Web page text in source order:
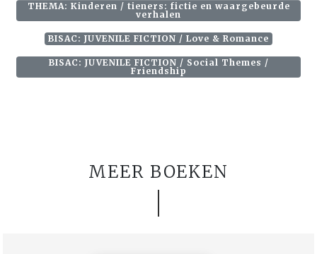
THEMA: Kinderen / tieners: fictie en waargebeurde
verhalen
BISAC: JUVENILE FICTION / Love & Romance
BISAC: JUVENILE FICTION / Social Themes /
Friendship
MEER BOEKEN